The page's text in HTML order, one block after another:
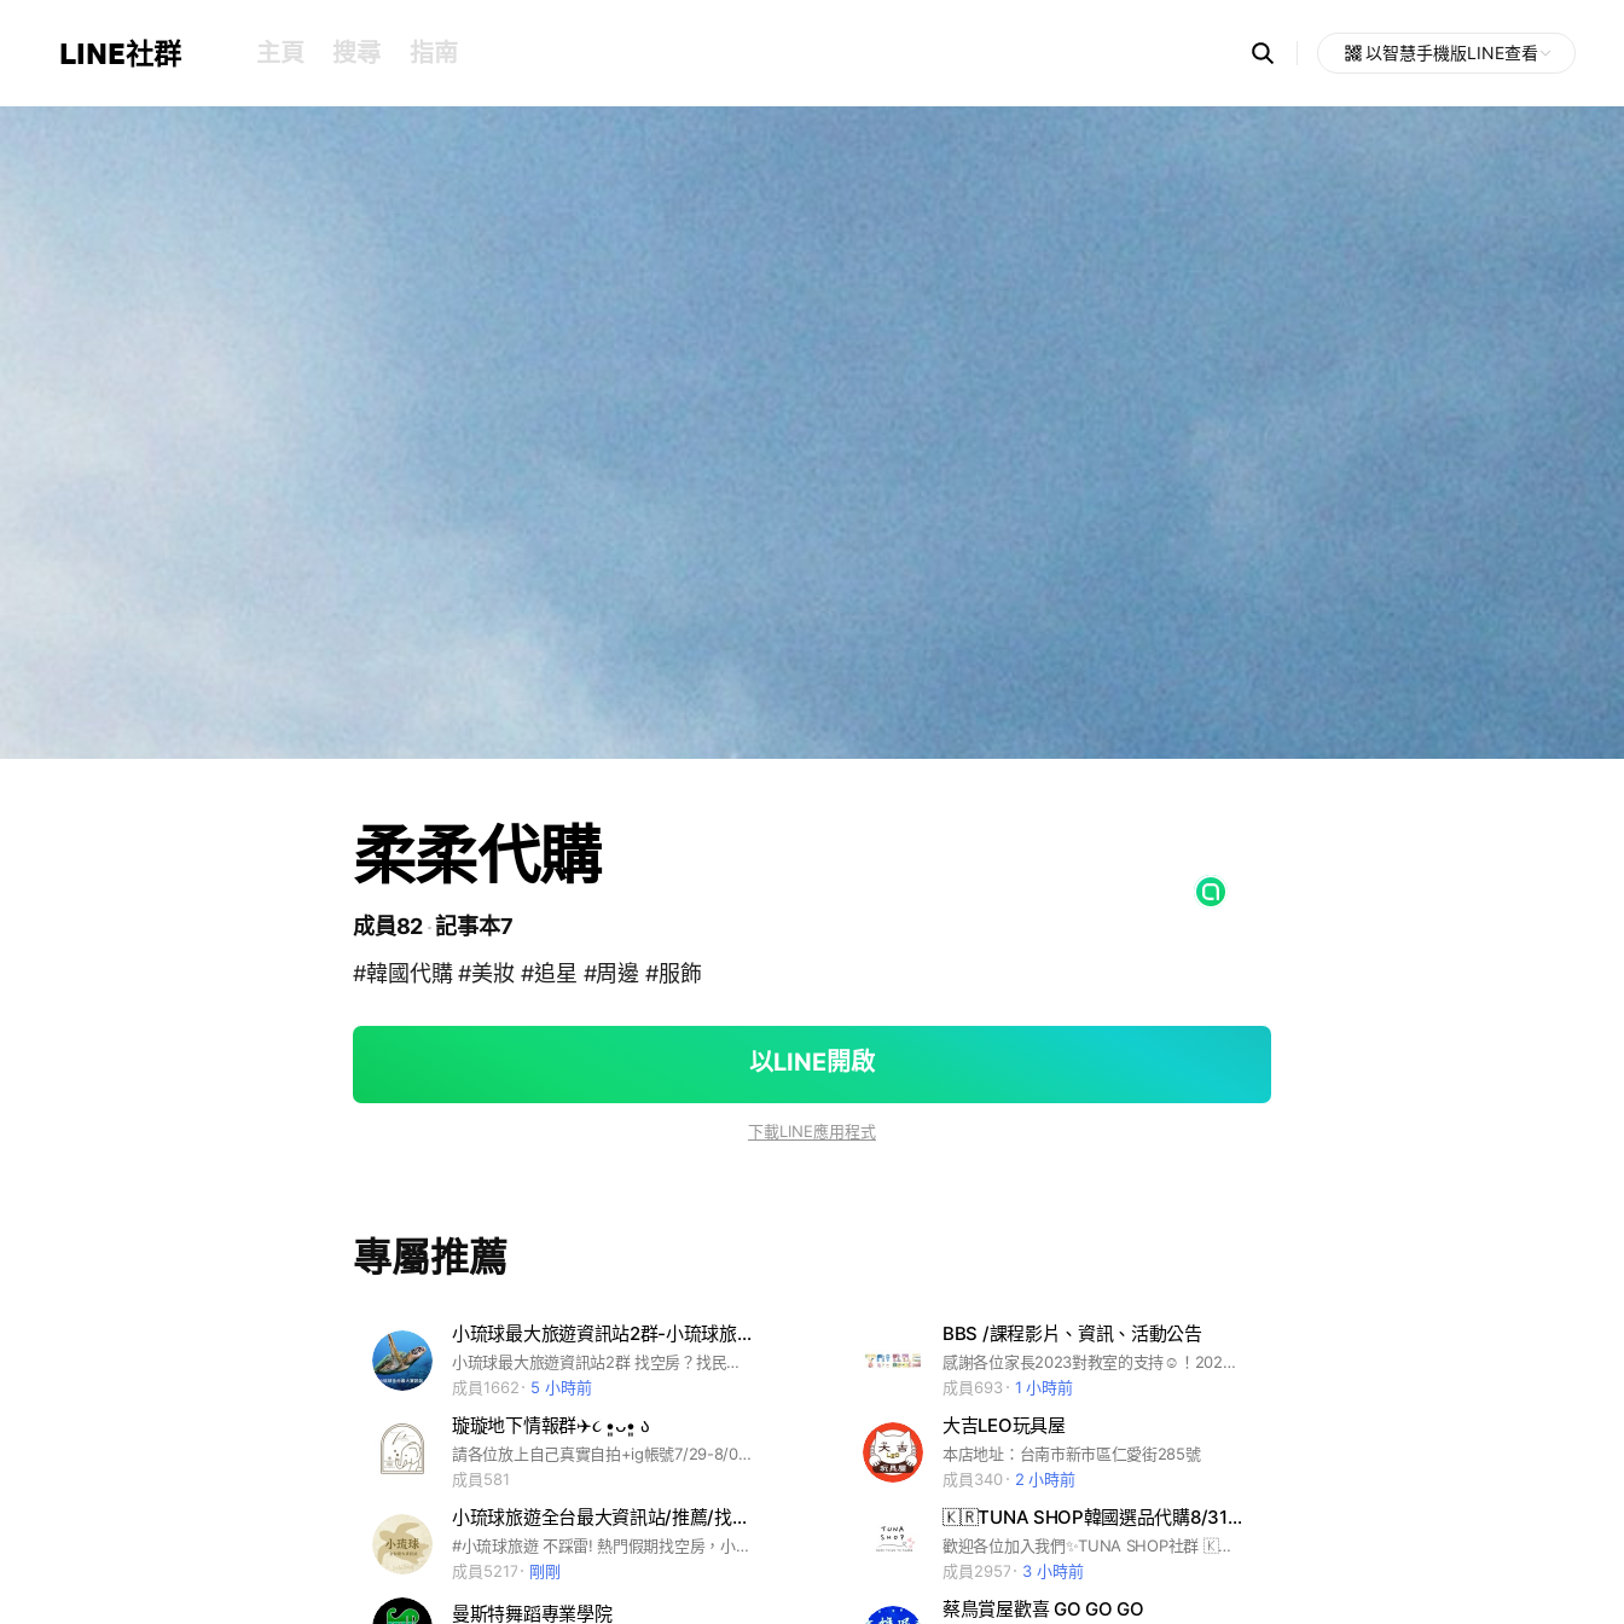
LINE社群 主頁 搜尋 指南 Search
OpenChats
messages
search
以智慧手機版LINE查看
柔柔代購
成員82 記事本7
#韓國代購 #美妝 #追星 #周邊 #服飾
以LINE開啟
下載LINE應用程式
專屬推薦
小琉球最大旅遊資訊站2群-小琉球旅遊/美食/民宿/深潛/獨木舟/SUP/浮潛/甜點/宵夜/攝影/
小琉球最大旅遊資訊站2群 找空房？找民宿推薦？找旅遊推薦？找美食推薦？快進來就對了 小琉球最大旅遊資訊站2群-小琉球旅遊/美食/民宿/深潛/獨木舟/SUP/浮潛/甜點/宵夜/攝影/ #小琉球旅遊 #小琉球美食推薦 #小琉球民宿推薦 #小琉球深潛 #小琉球獨木舟 #小琉球 SUP #小琉球浮潛 #小琉球甜點 #小琉球宵夜 #小琉球攝影分享 #小琉球民宿空房查詢 最強大的小琉球旅遊資訊 哇靠小琉球
成員1662
5 小時前
BBS /課程影片、資訊、活動公告
感謝各位家長2023對教室的支持☺️！2024將用大群組的方式管理課程影片及任何相關資訊！以下有幾點注意事項需要大家配合📝 1️⃣友善網路公共環境，請勿於群組有任何謾罵字眼 2️⃣請勿在群組內推銷任何宣傳，本群組僅此於教室公告用途，感謝配合🙇🏻‍♂️ 3️⃣影片期限保留一週，超過期限時間影片就會不見囉～ 由於這是群組不是社群～ 希望大家可以一起維護…>_<… 不要讓有心人士進入 謝謝大家🫶
成員693
1 小時前
璇璇地下情報群✈️૮ •͈ᴗ•͈ ა
請各位放上自己真實自拍+ig帳號7/29-8/05代購連線✈️請多支持🤍
成員581
大吉LEO玩具屋
本店地址：台南市新市區仁愛街285號
成員340
2 小時前
小琉球旅遊全台最大資訊站/推薦/找空房/民宿/旅遊/美食/浮潛/水肺潛水/SUP/獨木舟/伴手禮
#小琉球旅遊 不踩雷! 熱門假期找空房，小琉球旅遊先到這，解答你所有旅遊、住宿、行程、美食、船票問題！小琉球旅遊不踩雷，先到這裡一定沒有錯！所有 #小琉球民宿 #優惠 也都會集中在這邊唷 這裡提供「最直白推薦」還有「所有折扣優惠」的建議與相關旅遊問題詢問！包含： #小琉球民宿推薦 #小琉球美食推薦 #小琉球行程推薦 #小琉球船票代訂 #小琉球潛水教練推薦 #小琉球SUP #小琉球獨木舟
成員5217
剛剛
🇰🇷TUNA SHOP韓國選品代購8/31-9/5首爾連線🇰🇷
歡迎各位加入我們✨TUNA SHOP社群 🇰🇷韓國選品｜正規通路 100%正品 合法營業登記 品牌定位 韓國代購（女裝、男裝、零食、彩妝、配件）一系列商品 想詢問韓國商品歡迎私訊 ➡️官方LINE帳號：@309xuvrp 下單方式： （截圖商品 / 告知數量 「備註顏色、尺寸⋯等」） 將會有小編為您服務❗️❗️❗️ 🈵️兩千免運費❗️ #韓國直送 #韓國零食 #韓國零食代購 #韓國女裝、男裝 #韓國彩妝 #韓國彩妝代購 #韓國配件
成員2957
3 小時前
曼斯特舞蹈專業學院 蔡鳥賞屋歡喜 GO GO GO